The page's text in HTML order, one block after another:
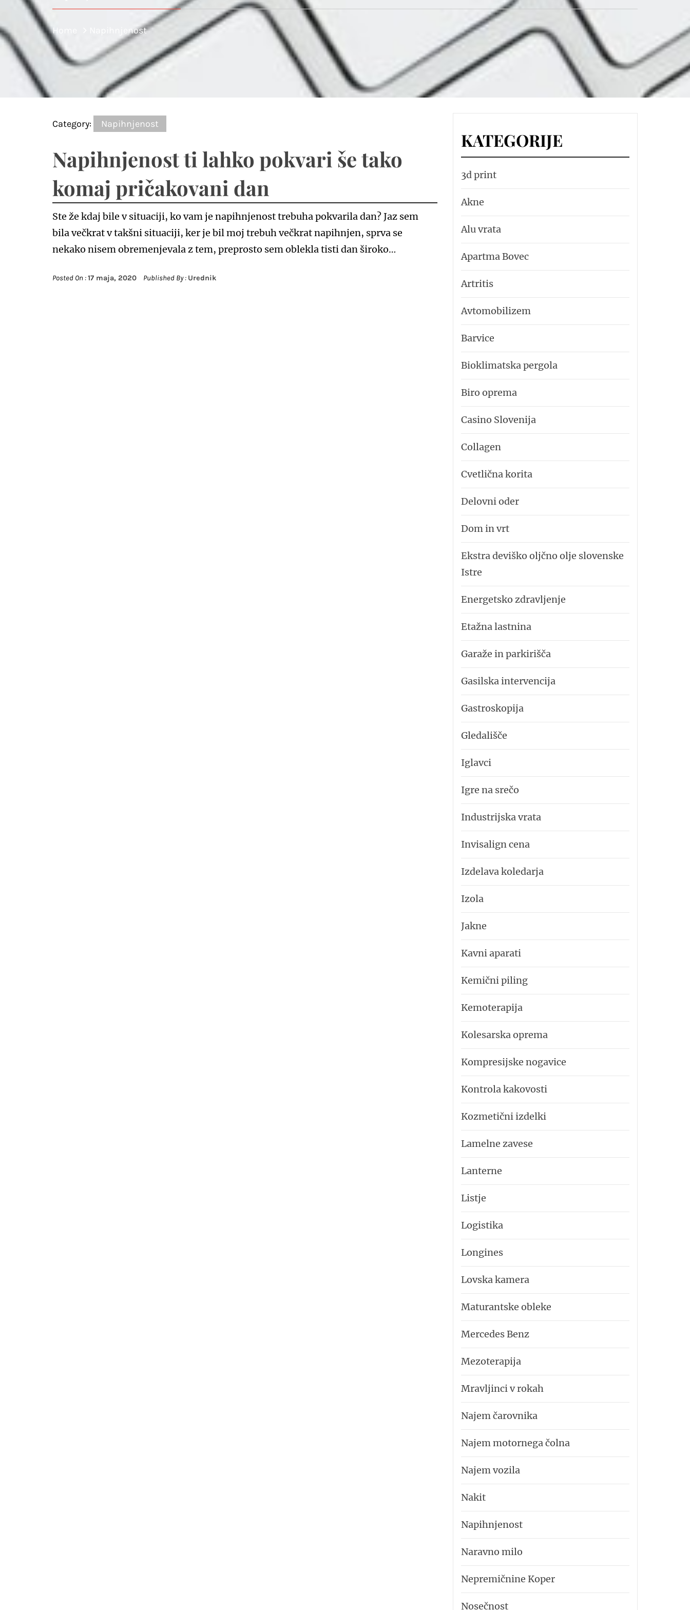
Home Napihnjenost
Category: Napihnjenost
Napihnjenost ti lahko pokvari še tako
komaj pričakovani dan
Ste že kdaj bile v situaciji, ko vam je napihnjenost trebuha pokvarila dan? Jaz sem
bila večkrat v takšni situaciji, ker je bil moj trebuh večkrat napihnjen, sprva se
nekako nisem obremenjevala z tem, preprosto sem oblekla tisti dan široko…
Posted On :17 maja, 2020 Published By : Urednik
KATEGORIJE
3d print
Akne
Alu vrata
Apartma Bovec
Artritis
Avtomobilizem
Barvice
Bioklimatska pergola
Biro oprema
Casino Slovenija
Collagen
Cvetlična korita
Delovni oder
Dom in vrt
Ekstra deviško oljčno olje slovenske
Istre
Energetsko zdravljenje
Etažna lastnina
Garaže in parkirišča
Gasilska intervencija
Gastroskopija
Gledališče
Iglavci
Igre na srečo
Industrijska vrata
Invisalign cena
Izdelava koledarja
Izola
Jakne
Kavni aparati
Kemični piling
Kemoterapija
Kolesarska oprema
Kompresijske nogavice
Kontrola kakovosti
Kozmetični izdelki
Lamelne zavese
Lanterne
Listje
Logistika
Longines
Lovska kamera
Maturantske obleke
Mercedes Benz
Mezoterapija
Mravljinci v rokah
Najem čarovnika
Najem motornega čolna
Najem vozila
Nakit
Napihnjenost
Naravno milo
Nepremičnine Koper
Nosečnost